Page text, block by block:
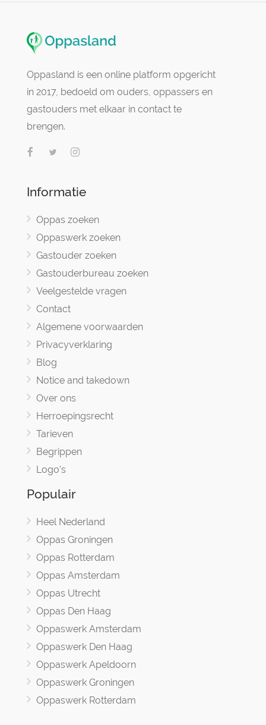
Oppasland is een online platform opgericht
in 2017, bedoeld om ouders, oppassers en
gastouders met elkaar in contact te
brengen.
Informatie
Oppas zoeken
Oppaswerk zoeken
Gastouder zoeken
Gastouderbureau zoeken
Veelgestelde vragen
Contact
Algemene voorwaarden
Privacyverklaring
Blog
Notice and takedown
Over ons
Herroepingsrecht
Tarieven
Begrippen
Logo's
Populair
Heel Nederland
Oppas Groningen
Oppas Rotterdam
Oppas Amsterdam
Oppas Utrecht
Oppas Den Haag
Oppaswerk Amsterdam
Oppaswerk Den Haag
Oppaswerk Apeldoorn
Oppaswerk Groningen
Oppaswerk Rotterdam